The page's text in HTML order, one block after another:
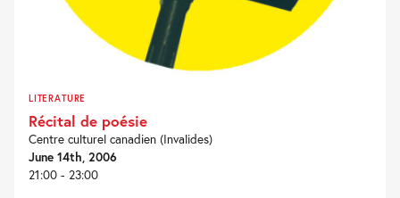
LITERATURE
Récital de poésie
Centre culturel canadien (Invalides)
June 14th, 2006
21:00 - 23:00